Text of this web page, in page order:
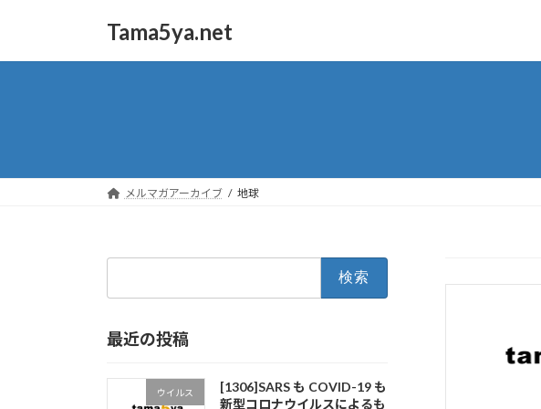
Tama5ya.net
メルマガアーカイブ 地球
最近の投稿
ウイルス
[1306]SARS も COVID-19 も
新型コロナウイルスによるも